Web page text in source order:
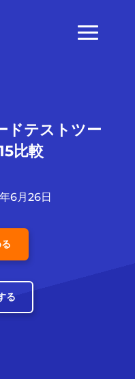
ドテストツー
比較
6月26日
る